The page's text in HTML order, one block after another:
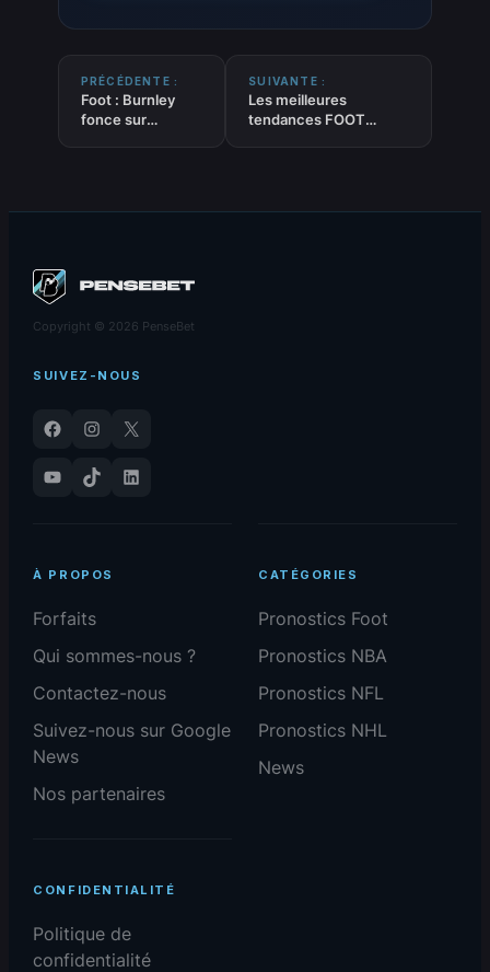
PRÉCÉDENTE :
Foot : Burnley
fonce sur
SUIVANTE :
Les meilleures
tendances FOOT
Copyright © 2026 PenseBet
SUIVEZ-NOUS
Facebook Instagram
X
YouTube
TikTok LinkedIn
À PROPOS
Forfaits
Qui sommes-nous ?
Contactez-nous
Suivez-nous sur Google
News
Nos partenaires
CATÉGORIES
Pronostics Foot
Pronostics NBA
Pronostics NFL
Pronostics NHL
News
CONFIDENTIALITÉ
Politique de
confidentialité